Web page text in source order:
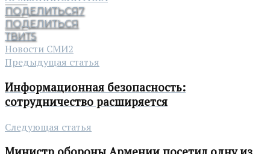
ПОДЕЛИТЬСЯ7
ПОДЕЛИТЬСЯ
ТВИТ5
Новости СМИ2
Предыдущая статья
Информационная безопасность:
сотрудничество расширяется
Следующая статья